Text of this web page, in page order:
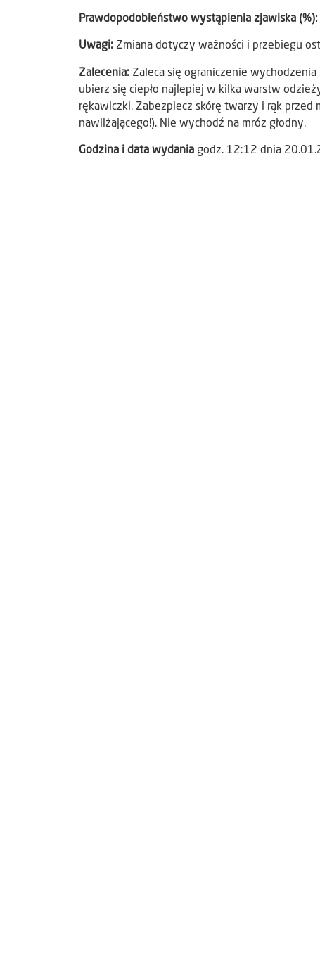
Prawdopodobieństwo wystąpienia zjawiska (%):
Uwagi: Zmiana dotyczy ważności i przebiegu
Zalecenia: Zaleca się ograniczenie
ubierz się ciepło najlepiej w kilka warstw
rękawiczki. Zabezpiecz skórę twarzy i rąk
nawilżającego!). Nie wychodź na mróz głodny.
Godzina i data wydania godz. 12:12 dnia